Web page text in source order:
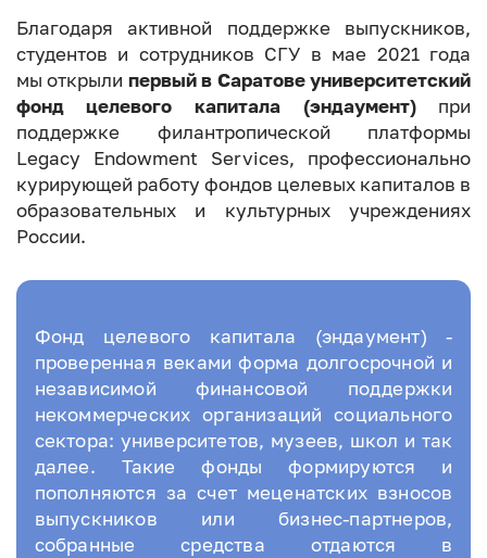
Благодаря активной поддержке выпускников,
студентов и сотрудников СГУ в мае 2021 года
мы открыли первый в Саратове университетский
фонд целевого капитала (эндаумент)при
поддержке филантропической платформы
Legacy Endowment Services, профессионально
курирующей работу фондов целевых капиталов в
образовательных и культурных учреждениях
России.
Фонд целевого капитала (эндаумент) -
проверенная веками форма долгосрочной и
независимой финансовой поддержки
некоммерческих организаций социального
сектора: университетов, музеев, школ и так
далее. Такие фонды формируются и
пополняются за счет меценатских взносов
выпускников или бизнес-партнеров,
собранные средства отдаются в